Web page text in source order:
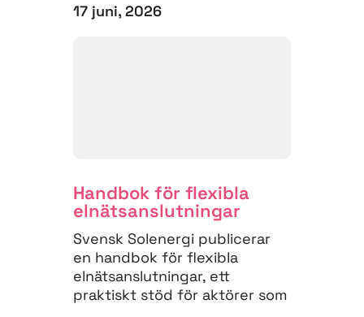
17 juni, 2026
Handbok för flexibla
elnäts­anslutningar
Svensk Solenergi publicerar
en handbok för flexibla
elnätsanslutningar, ett
praktiskt stöd för aktörer som